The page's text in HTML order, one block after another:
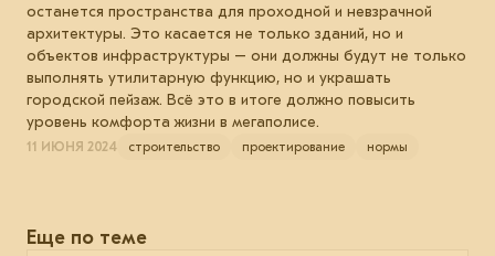
останется пространства для проходной и невзрачной
архитектуры. Это касается не только зданий, но и
объектов инфраструктуры – они должны будут не только
выполнять утилитарную функцию, но и украшать
городской пейзаж. Всё это в итоге должно повысить
уровень комфорта жизни в мегаполисе.
11 ИЮНЯ 2024 строительство проектирование нормы
Еще по теме